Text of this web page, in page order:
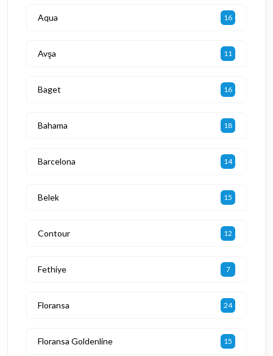
Aqua 16
Avşa 11
Baget 16
Bahama 18
Barcelona 14
Belek 15
Contour 12
Fethiye 7
Floransa 24
Floransa Goldenline 15